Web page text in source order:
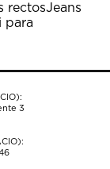
rectosJeans
para
3